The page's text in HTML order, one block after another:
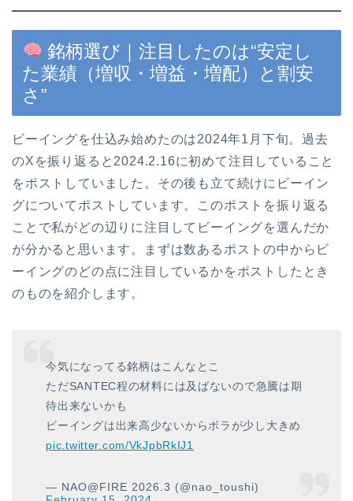
銘柄選び｜注目したのは“安定し
た業績（増収・増益・増配）と割安
さ”
ビーイングを仕込み始めたのは2024年1月下旬。過去
のXを振り返ると2024.2.16に初めて注目していること
をポストしていました。その後も立て続けにビーイン
グについてポストしています。このポストを振り返る
ことで私がどの辺りに注目してビーイングを選んだか
が分かると思います。まずは数あるポストの中からビ
ーイングのどの点に注目しているかをポストしたとき
のものを紹介します。
今気になってる銘柄はこんなとこ
ただSANTEC程の材料には及ばないので急騰は期
待出来ないかも
ビーイングは出来高少ないからボラが少し大きめ
pic.twitter.com/VkJpbRkIJ1
— NAO@FIRE 2026.3 (@nao_toushi)